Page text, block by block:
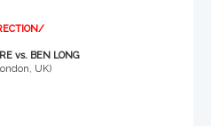
vs. BEN LONG
UK)